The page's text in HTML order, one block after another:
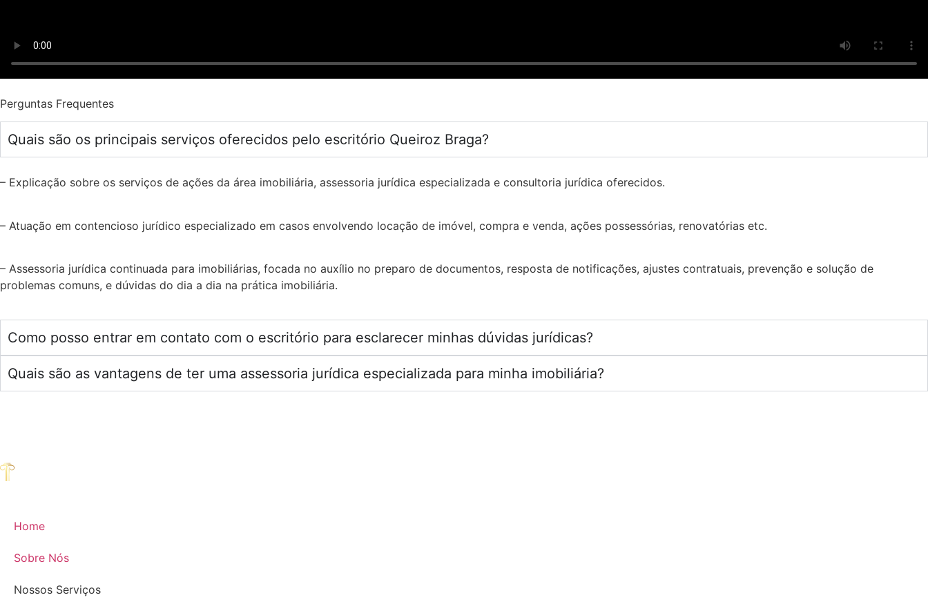
Perguntas Frequentes
Quais são os principais serviços oferecidos pelo escritório Queiroz Braga?
– Explicação sobre os serviços de ações da área imobiliária, assessoria jurídica especializada e consultoria jurídica oferecidos.
– Atuação em contencioso jurídico especializado em casos envolvendo locação de imóvel, compra e venda, ações possessórias, renovatórias etc.
– Assessoria jurídica continuada para imobiliárias, focada no auxílio no preparo de documentos, resposta de notificações, ajustes contratuais, prevenção e solução de
problemas comuns, e dúvidas do dia a dia na prática imobiliária.
Como posso entrar em contato com o escritório para esclarecer minhas dúvidas jurídicas?
Quais são as vantagens de ter uma assessoria jurídica especializada para minha imobiliária?
Home
Sobre Nós
Nossos Serviços